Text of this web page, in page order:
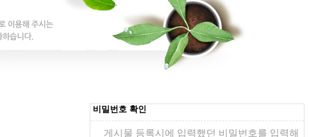
비밀번호 확인
게시물 등록시에 입력했던 비밀번호를 입력해